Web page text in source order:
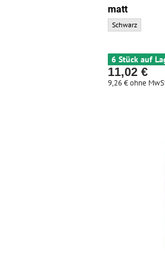
matt
ELITE Korb
Schwarz
6 Stück auf
11,02 €
9,26 €ohne